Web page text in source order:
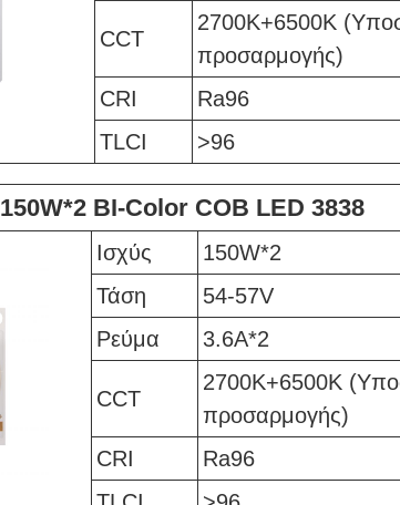
CCT
2700K+6500K
προσαρμογής)
CRI
Ra96
TLCI
>96
150W*2 BI-Color COB LED 3838
Ισχύς
150W*2
Τάση
54-57V
Ρεύμα
3.6A*2
CCT
2700K+6500K
προσαρμογής)
CRI
Ra96